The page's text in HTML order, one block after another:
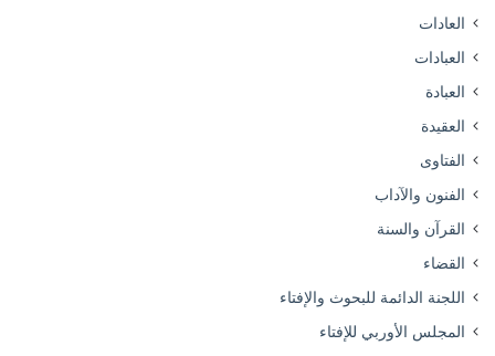
العادات
العبادات
العبادة
العقيدة
الفتاوى
الفنون والآداب
القرآن والسنة
القضاء
اللجنة الدائمة للبحوث والإفتاء
المجلس الأوربي للإفتاء